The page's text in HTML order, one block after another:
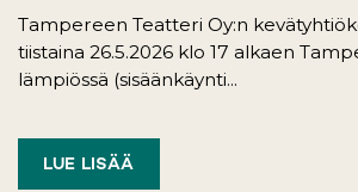
Tampereen Teatteri Oy:n
tiistaina 26.5.2026 klo 17 alkaen
lämpiössä (sisäänkäynti...
LUE LISÄÄ